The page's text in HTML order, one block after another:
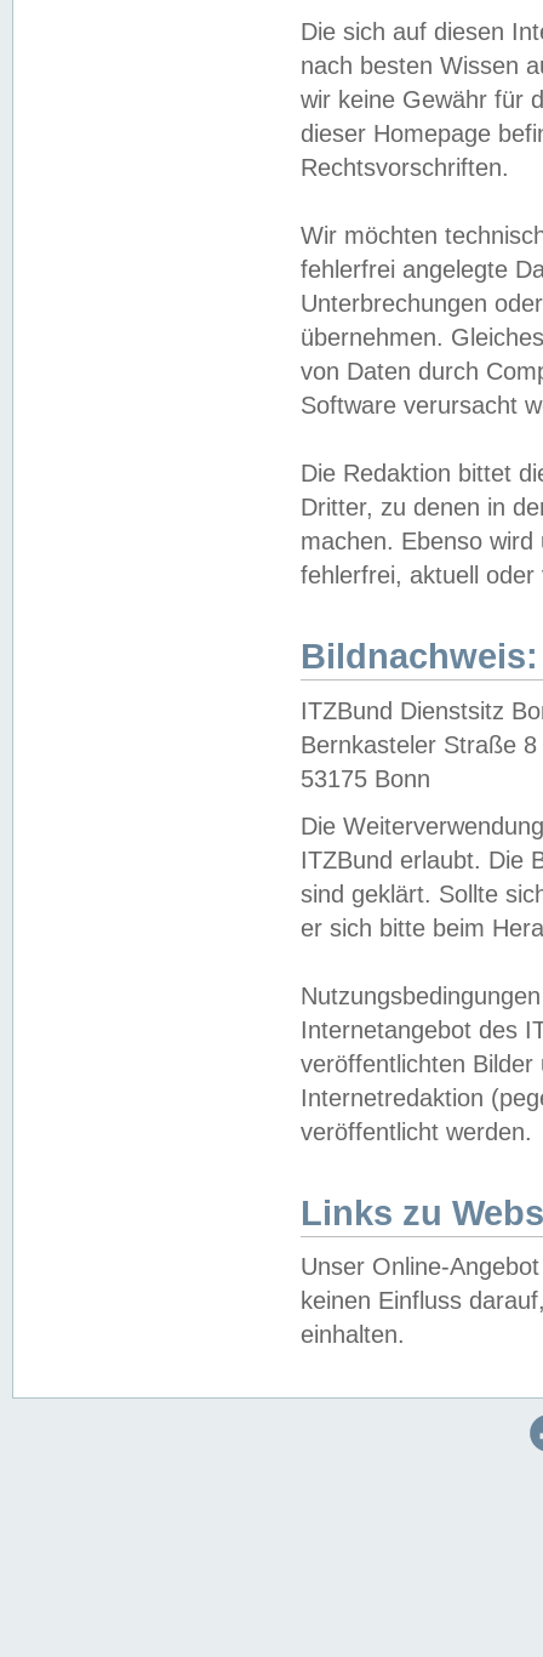
Die sich auf diesen
nach besten Wissen
wir keine Gewähr für
dieser Homepage
Rechtsvorschriften.
Wir möchten
fehlerfrei angelegte
Unterbrechungen
übernehmen.
von Daten durch
Software verursacht
Die Redaktion bittet
Dritter, zu denen in
machen. Ebenso
fehlerfrei, aktuell oder
Bildnachweis:
ITZBund Dienstsitz
Bernkasteler Straße 8
53175 Bonn
Die
ITZBund erlaubt. Die
sind geklärt. Sollte
er sich bitte beim
Internetangebot des
veröffentlichten
Internetredaktion
veröffentlicht werden.
Links zu
Unser Online-
keinen Einfluss
einhalten.